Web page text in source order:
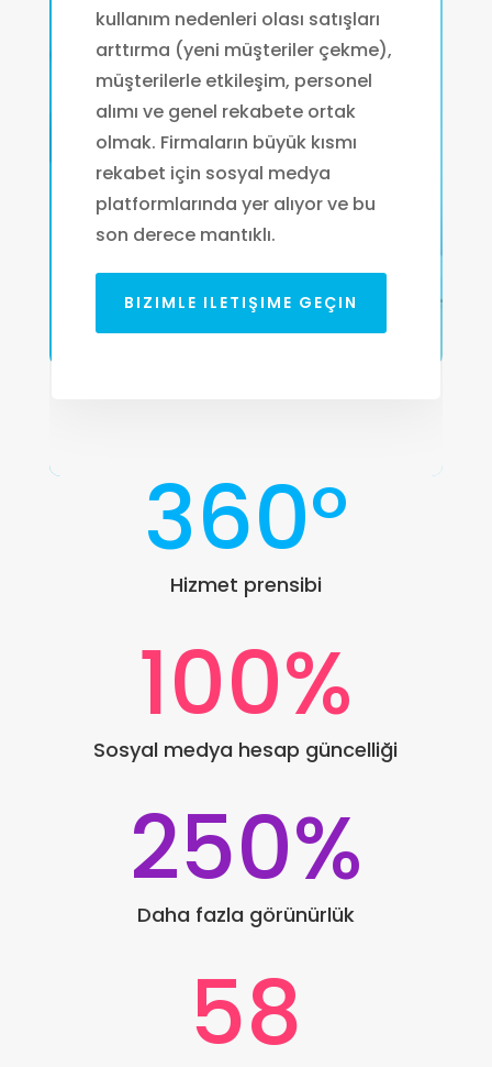
kullanım nedenleri olası satışları
arttırma (yeni müşteriler çekme),
müşterilerle etkileşim, personel
alımı ve genel rekabete ortak
olmak. Firmaların büyük kısmı
rekabet için sosyal medya
platformlarında yer alıyor ve bu
son derece mantıklı.
BIZIMLE ILETIŞIME GEÇIN
360°
Hizmet prensibi
100%
Sosyal medya hesap güncelliği
250%
Daha fazla görünürlük
58